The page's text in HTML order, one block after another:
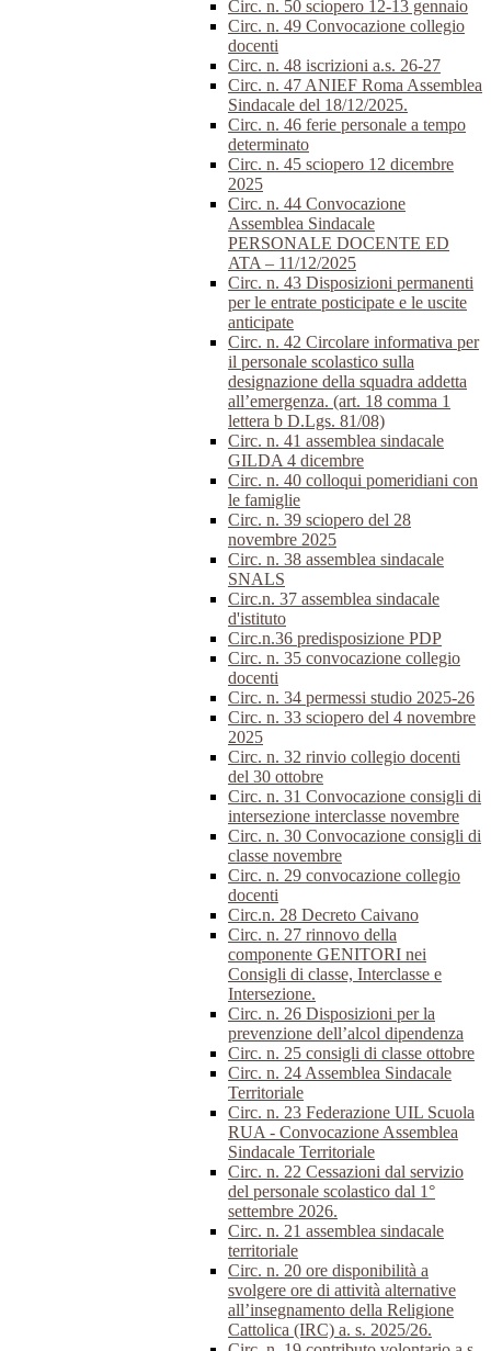
Circ. n. 50 sciopero 12-13 gennaio
Circ. n. 49 Convocazione collegio
docenti
Circ. n. 48 iscrizioni a.s. 26-27
Circ. n. 47 ANIEF Roma Assemblea
Sindacale del 18/12/2025.
Circ. n. 46 ferie personale a tempo
determinato
Circ. n. 45 sciopero 12 dicembre
2025
Circ. n. 44 Convocazione
Assemblea Sindacale
PERSONALE DOCENTE ED
ATA – 11/12/2025
Circ. n. 43 Disposizioni permanenti
per le entrate posticipate e le uscite
anticipate
Circ. n. 42 Circolare informativa per
il personale scolastico sulla
designazione della squadra addetta
all’emergenza. (art. 18 comma 1
lettera b D.Lgs. 81/08)
Circ. n. 41 assemblea sindacale
GILDA 4 dicembre
Circ. n. 40 colloqui pomeridiani con
le famiglie
Circ. n. 39 sciopero del 28
novembre 2025
Circ. n. 38 assemblea sindacale
SNALS
Circ.n. 37 assemblea sindacale
d'istituto
Circ.n.36 predisposizione PDP
Circ. n. 35 convocazione collegio
docenti
Circ. n. 34 permessi studio 2025-26
Circ. n. 33 sciopero del 4 novembre
2025
Circ. n. 32 rinvio collegio docenti
del 30 ottobre
Circ. n. 31 Convocazione consigli di
intersezione interclasse novembre
Circ. n. 30 Convocazione consigli di
classe novembre
Circ. n. 29 convocazione collegio
docenti
Circ.n. 28 Decreto Caivano
Circ. n. 27 rinnovo della
componente GENITORI nei
Consigli di classe, Interclasse e
Intersezione.
Circ. n. 26 Disposizioni per la
prevenzione dell’alcol dipendenza
Circ. n. 25 consigli di classe ottobre
Circ. n. 24 Assemblea Sindacale
Territoriale
Circ. n. 23 Federazione UIL Scuola
RUA - Convocazione Assemblea
Sindacale Territoriale
Circ. n. 22 Cessazioni dal servizio
del personale scolastico dal 1°
settembre 2026.
Circ. n. 21 assemblea sindacale
territoriale
Circ. n. 20 ore disponibilità a
svolgere ore di attività alternative
all’insegnamento della Religione
Cattolica (IRC) a. s. 2025/26.